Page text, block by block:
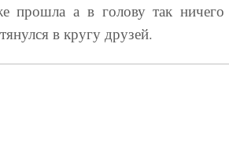
прошла а в голову так
в кругу друзей.